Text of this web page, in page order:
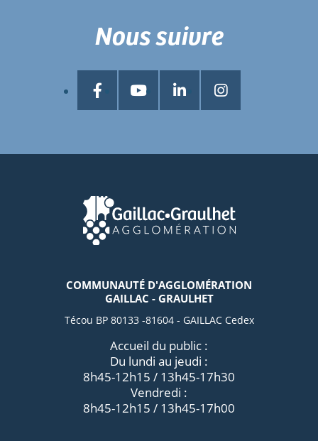
COMMUNAUTÉ D'AGGLOMÉRATION
GAILLAC - GRAULHET
Técou BP 80133 -81604 - GAILLAC Cedex
Accueil du public :
Du lundi au jeudi :
8h45-12h15 / 13h45-17h30
Vendredi :
8h45-12h15 / 13h45-17h00
Nous suivre